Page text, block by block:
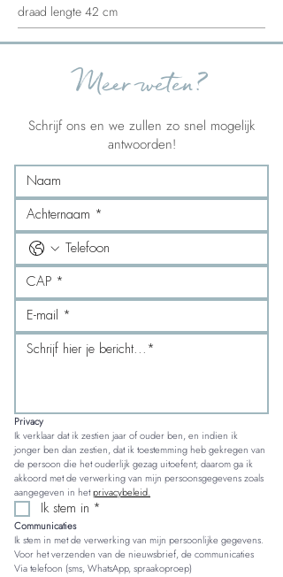
draad lengte 42 cm
Meer weten?
Schrijf ons en we zullen zo snel mogelijk
antwoorden!
Privacy
Ik verklaar dat ik zestien jaar of ouder ben, en indien ik
jonger ben dan zestien, dat ik toestemming heb gekregen van
de persoon die het ouderlijk gezag uitoefent; daarom ga ik
akkoord met de verwerking van mijn persoonsgegevens zoals
aangegeven in het privacybeleid.
Ik stem in *
Communicaties
Ik stem in met de verwerking van mijn persoonlijke gegevens.
Voor het verzenden van de nieuwsbrief, de communicaties
Via telefoon (sms, WhatsApp, spraakoproep)